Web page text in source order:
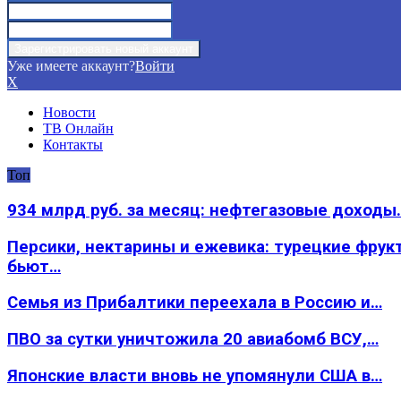
Уже имеете аккаунт?Войти
X
Новости
ТВ Онлайн
Контакты
Топ
934 млрд руб. за месяц: нефтегазовые
Персики, нектарины и ежевика: турецкие
бьют…
Семья из Прибалтики переехала в Россию и…
ПВО за сутки уничтожила 20 авиабомб ВСУ,…
Японские власти вновь не упомянули США в…